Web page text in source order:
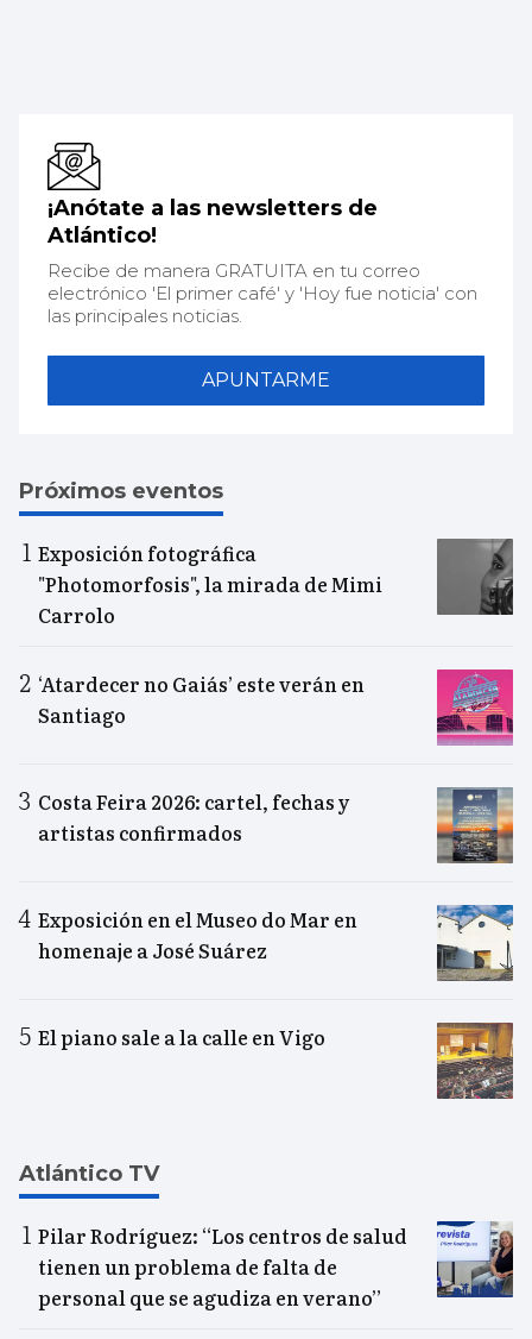
¡Anótate a las newsletters de
Atlántico!
Recibe de manera GRATUITA en tu correo
electrónico 'El primer café' y 'Hoy fue noticia' con
las principales noticias.
APUNTARME
Próximos eventos
Exposición fotográfica
"Photomorfosis", la mirada de Mimi
Carrolo
‘Atardecer no Gaiás’ este verán en
Santiago
Costa Feira 2026: cartel, fechas y
artistas confirmados
Exposición en el Museo do Mar en
homenaje a José Suárez
El piano sale a la calle en Vigo
Atlántico TV
Pilar Rodríguez: “Los centros de salud
tienen un problema de falta de
personal que se agudiza en verano”